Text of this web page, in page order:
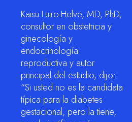
Kaisu Luiro-Helve, MD, PhD,
consultor en obstetricia y
ginecología y
endocrinología
reproductiva y autor
principal del estudio, dijo:
“Si usted no es la candidata
típica para la diabetes
gestacional, pero la tiene,